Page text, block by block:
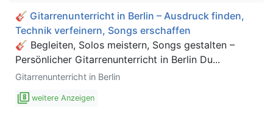
🎸 Gitarrenunterricht in Berlin – Ausdruck finden,
Technik verfeinern, Songs erschaffen
🎸 Begleiten, Solos meistern, Songs gestalten –
Persönlicher Gitarrenunterricht in Berlin Du...
Gitarrenunterricht in Berlin
filter_8 weitere Anzeigen